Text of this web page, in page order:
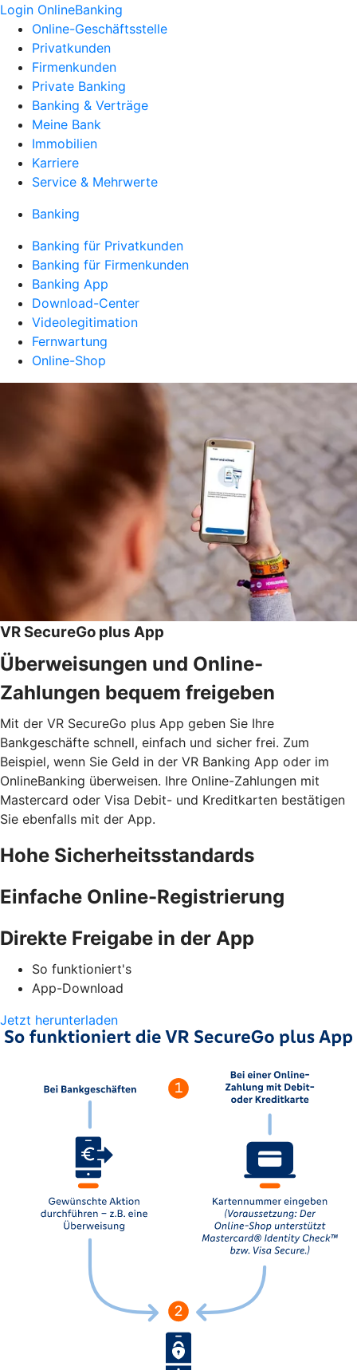
Login OnlineBanking
Online-Geschäftsstelle
Privatkunden
Firmenkunden
Private Banking
Banking & Verträge
Meine Bank
Immobilien
Karriere
Service & Mehrwerte
Banking
Banking für Privatkunden
Banking für Firmenkunden
Banking App
Download-Center
Videolegitimation
Fernwartung
Online-Shop
VR SecureGo plus App
Überweisungen und Online-
Zahlungen bequem freigeben
Mit der VR SecureGo plus App geben Sie Ihre
Bankgeschäfte schnell, einfach und sicher frei. Zum
Beispiel, wenn Sie Geld in der VR Banking App oder im
OnlineBanking überweisen. Ihre Online-Zahlungen mit
Mastercard oder Visa Debit- und Kreditkarten bestätigen
Sie ebenfalls mit der App.
Hohe Sicherheitsstandards
Einfache Online-Registrierung
Direkte Freigabe in der App
So funktioniert's
App-Download
Jetzt herunterladen